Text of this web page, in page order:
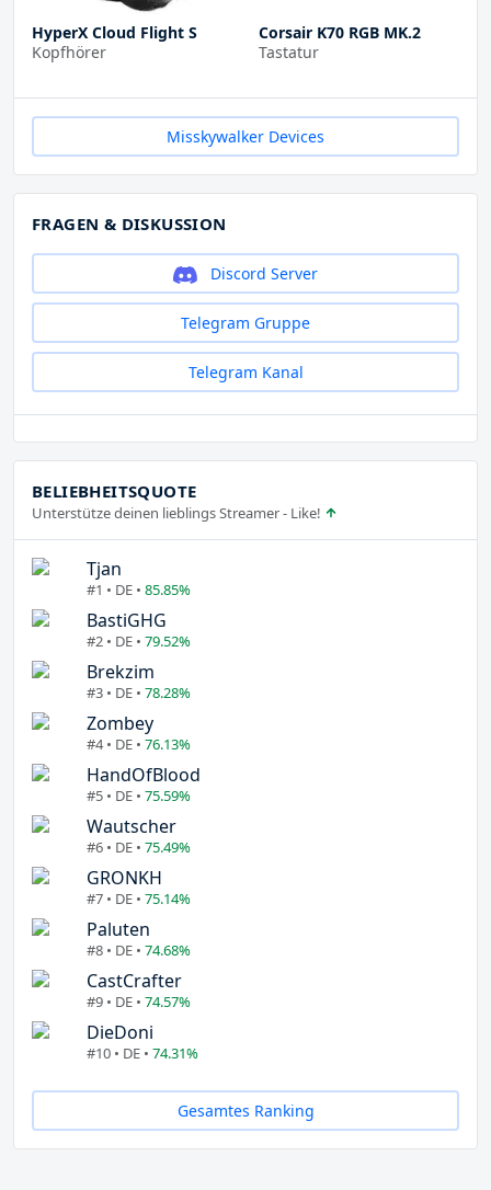
HyperX Cloud Flight S
Kopfhörer
Corsair K70 RGB MK.2
Tastatur
Misskywalker Devices
FRAGEN & DISKUSSION
Discord Server
Telegram Gruppe
Telegram Kanal
BELIEBHEITSQUOTE
Unterstütze deinen lieblings Streamer - Like!
Tjan
#1 • DE • 85.85%
BastiGHG
#2 • DE • 79.52%
Brekzim
#3 • DE • 78.28%
Zombey
#4 • DE • 76.13%
HandOfBlood
#5 • DE • 75.59%
Wautscher
#6 • DE • 75.49%
GRONKH
#7 • DE • 75.14%
Paluten
#8 • DE • 74.68%
CastCrafter
#9 • DE • 74.57%
DieDoni
#10 • DE • 74.31%
Gesamtes Ranking